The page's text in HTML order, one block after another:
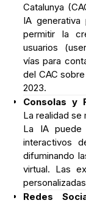
Catalunya
IA
permitir la
usuarios
vías para
del CAC
2023.
Consolas y
La realidad se
La IA puede
interactivos
difuminando
virtual. Las
Redes